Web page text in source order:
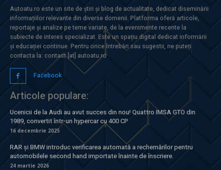
Autoatu.ro este un site de știri și blog de actualitate, dedicat diseminării
informațiilor relevante din diverse domenii. Platforma oferă articole,
reportaje și analize pe teme variate, de la evenimente recente la
subiecte de interes specializat. Este un spațiu digital dedicat informării
și educației continue. Pentru orice întrebări sau sugestii, ne puteți
contacta la: contact [at] autoatu.ro
Facebook
Articole populare:
Ucenicii de la Audi au avut succes din nou! Quattro IMSA GTO din
1989, convertit într-un hypercar cu 400 CP
16 decembrie 2025
RAR și BMW introduc verificarea automată a rechemărilor pentru
automobilele second hand importate înainte de înscriere.
24 martie 2026